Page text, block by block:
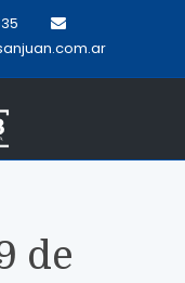
de